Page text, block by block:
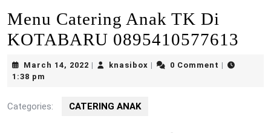
Menu Catering Anak TK Di
KOTABARU 0895410577613
March 14, 2022 Marchknasibox knasibox0 Comment
1:38 pm
Categories: CATERING ANAK